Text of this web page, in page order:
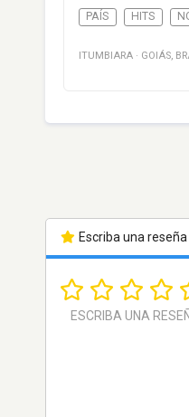
PAÍS HITS
ITUMBIARA · GOIÁS,
Escriba una reseña